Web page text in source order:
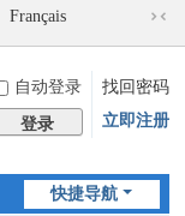
Français
到
版
自动登录
找回密码
登录 立即注册
快捷导航